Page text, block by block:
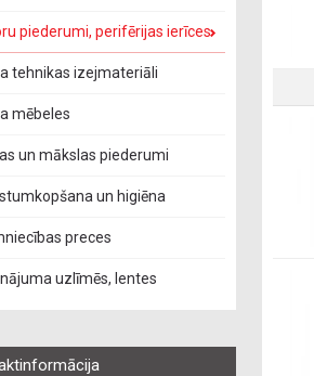
piederumi, perifērijas ierīces
tehnikas izejmateriāli
mēbeles
un mākslas piederumi
un higiēna
preces
uzlīmēs, lentes